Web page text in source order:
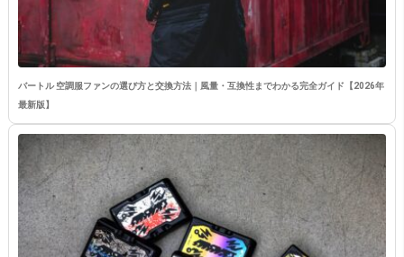
バートル 空調服ファンの選び方と交換方法｜風量・互換性までわかる完全ガイド【2026年
最新版】